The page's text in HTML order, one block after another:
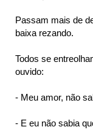
Passam mais de
baixa rezando.
Todos se
ouvido:
- Meu amor, não
- E eu não sabia